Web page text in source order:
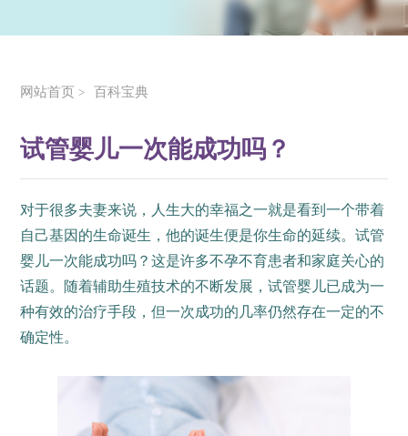
网站首页 > 百科宝典
试管婴儿一次能成功吗？
对于很多夫妻来说，人生大的幸福之一就是看到一个带着
自己基因的生命诞生，他的诞生便是你生命的延续。试管
婴儿一次能成功吗？这是许多不孕不育患者和家庭关心的
话题。随着辅助生殖技术的不断发展，试管婴儿已成为一
种有效的治疗手段，但一次成功的几率仍然存在一定的不
确定性。